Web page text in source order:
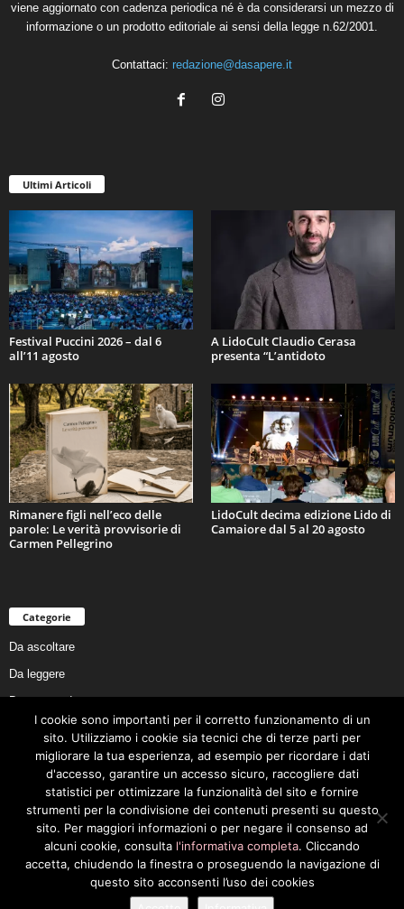
viene aggiornato con cadenza periodica né è da considerarsi un mezzo di
informazione o un prodotto editoriale ai sensi della legge n.62/2001.
Contattaci: redazione@dasapere.it
Ultimi Articoli
Festival Puccini 2026 – dal 6
all’11 agosto
A LidoCult Claudio Cerasa
presenta “L’antidoto
Rimanere figli nell’eco delle
parole: Le verità provvisorie di
Carmen Pellegrino
LidoCult decima edizione Lido di
Camaiore dal 5 al 20 agosto
Categorie
Da ascoltare
Da leggere
Da non perdere
Da conoscere
Da preservare
Da vivere
Cookie Policy
Privacy Policy Cookie Policy
I cookie sono importanti per il corretto funzionamento di un
sito. Utilizziamo i cookie sia tecnici che di terze parti per
migliorare la tua esperienza, ad esempio per ricordare i dati
d'accesso, garantire un accesso sicuro, raccogliere dati
statistici per ottimizzare la funzionalità del sito e fornire
strumenti per la condivisione dei contenuti presenti su questo
sito. Per maggiori informazioni o per negare il consenso ad
alcuni cookie, consulta l'informativa completa. Cliccando
accetta, chiudendo la finestra o proseguendo la navigazione di
questo sito acconsenti l’uso dei cookies